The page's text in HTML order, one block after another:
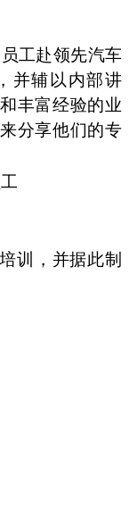
工赴领先汽车
并辅以内部讲
丰富经验的业
分享他们的专
训，并据此制